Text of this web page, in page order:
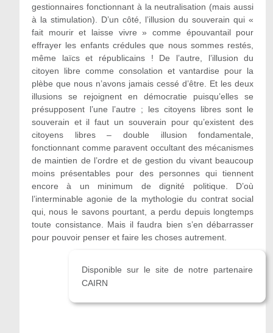
gestionnaires fonctionnant à la neutralisation (mais aussi
à la stimulation). D’un côté, l’illusion du souverain qui «
fait mourir et laisse vivre » comme épouvantail pour
effrayer les enfants crédules que nous sommes restés,
même laïcs et républicains ! De l’autre, l’illusion du
citoyen libre comme consolation et vantardise pour la
plèbe que nous n’avons jamais cessé d’être. Et les deux
illusions se rejoignent en démocratie puisqu’elles se
présupposent l’une l’autre ; les citoyens libres sont le
souverain et il faut un souverain pour qu’existent des
citoyens libres – double illusion fondamentale,
fonctionnant comme paravent occultant des mécanismes
de maintien de l’ordre et de gestion du vivant beaucoup
moins présentables pour des personnes qui tiennent
encore à un minimum de dignité politique. D’où
l’interminable agonie de la mythologie du contrat social
qui, nous le savons pourtant, a perdu depuis longtemps
toute consistance. Mais il faudra bien s’en débarrasser
pour pouvoir penser et faire les choses autrement.
Disponible sur le site de notre partenaire
CAIRN